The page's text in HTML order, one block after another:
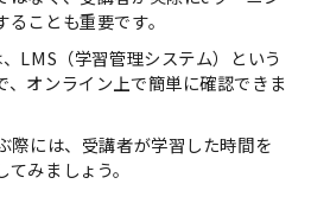
ことも重要です。
LMS（学習管理システム）という
、オンライン上で簡単に確認できま
際には、受講者が学習した時間を
みましょう。